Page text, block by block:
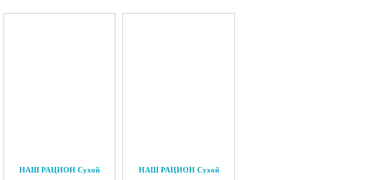
НАШ РАЦИОН Сухой НАШ РАЦИОН Сухой